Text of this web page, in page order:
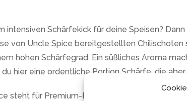
intensiven Schärfekick für deine Speisen?
von Uncle Spice bereitgestellten
hohen Schärfegrad. Ein süßliches Aroma
hier eine ordentliche Portion Schärfe, die
steht für Premium-Bio-Qualität. Kooperiert